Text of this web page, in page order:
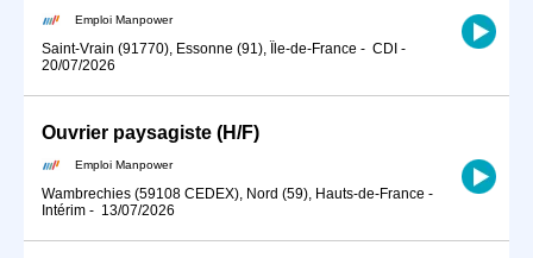
Emploi Manpower
Saint-Vrain (91770), Essonne (91), Île-de-France - CDI -
20/07/2026
Ouvrier paysagiste (H/F)
Emploi Manpower
Wambrechies (59108 CEDEX), Nord (59), Hauts-de-France -
Intérim - 13/07/2026